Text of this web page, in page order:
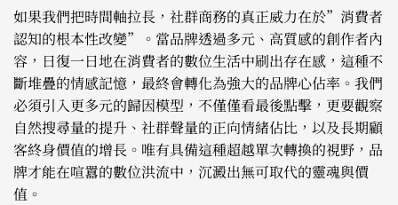
如果我們把時間軸拉長，社群商務的真正威力在於”消費者
認知的根本性改變”。當品牌透過多元、高質感的創作者內
容，日復一日地在消費者的數位生活中刷出存在感，這種不
斷堆疊的情感記憶，最終會轉化為強大的品牌心佔率。我們
必須引入更多元的歸因模型，不僅僅看最後點擊，更要觀察
自然搜尋量的提升、社群聲量的正向情緒佔比，以及長期顧
客終身價值的增長。唯有具備這種超越單次轉換的視野，品
牌才能在喧囂的數位洪流中，沉澱出無可取代的靈魂與價
值。